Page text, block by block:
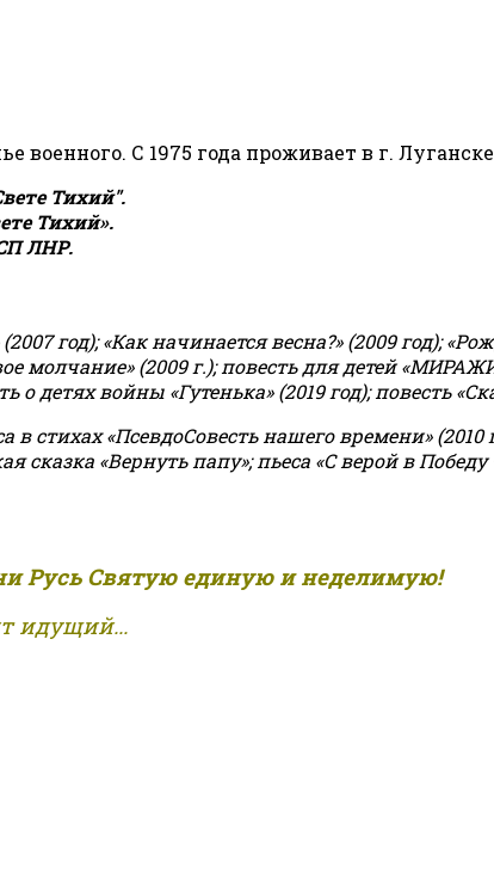
военного. С 1975 года проживает в г.
Тихий".
Тихий».
ЛНР.
год); «Как начинается весна?» (2009 год);
молчание» (2009 г.); повесть для детей
детях войны «Гутенька» (2019 год); повесть
стихах «ПсевдоСовесть нашего времени» (2010
сказка «Вернуть папу»; пьеса «С верой в Победу
Русь Святую единую и неделимую!
идущий...